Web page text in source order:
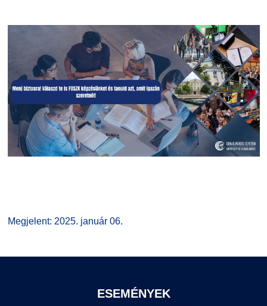
Megjelent: 2025. január 06.
ESEMÉNYEK